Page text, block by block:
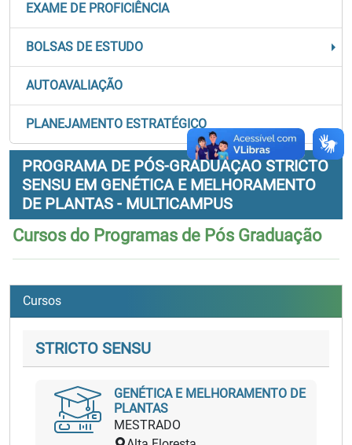
EXAME DE PROFICIÊNCIA
BOLSAS DE ESTUDO
AUTOAVALIAÇÃO
PLANEJAMENTO ESTRATÉGICO
PROGRAMA DE PÓS-GRADUAÇÃO STRICTO
SENSU EM GENÉTICA E MELHORAMENTO
DE PLANTAS - MULTICAMPUS
Cursos do Programas de Pós Graduação
Cursos
STRICTO SENSU
GENÉTICA E MELHORAMENTO DE
PLANTAS
MESTRADO